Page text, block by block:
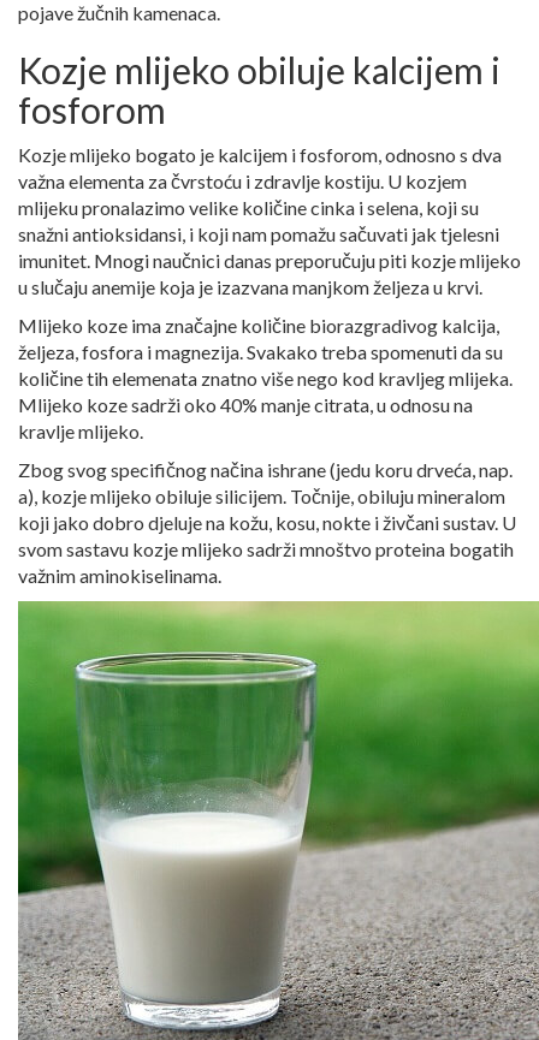
pojave žučnih kamenaca.
Kozje mlijeko obiluje kalcijem i
fosforom
Kozje mlijeko bogato je kalcijem i fosforom, odnosno s dva
važna elementa za čvrstoću i zdravlje kostiju. U kozjem
mlijeku pronalazimo velike količine cinka i selena, koji su
snažni antioksidansi, i koji nam pomažu sačuvati jak tjelesni
imunitet. Mnogi naučnici danas preporučuju piti kozje mlijeko
u slučaju anemije koja je izazvana manjkom željeza u krvi.
Mlijeko koze ima značajne količine biorazgradivog kalcija,
željeza, fosfora i magnezija. Svakako treba spomenuti da su
količine tih elemenata znatno više nego kod kravljeg mlijeka.
Mlijeko koze sadrži oko 40% manje citrata, u odnosu na
kravlje mlijeko.
Zbog svog specifičnog načina ishrane (jedu koru drveća, nap.
a), kozje mlijeko obiluje silicijem. Točnije, obiluju mineralom
koji jako dobro djeluje na kožu, kosu, nokte i živčani sustav. U
svom sastavu kozje mlijeko sadrži mnoštvo proteina bogatih
važnim aminokiselinama.